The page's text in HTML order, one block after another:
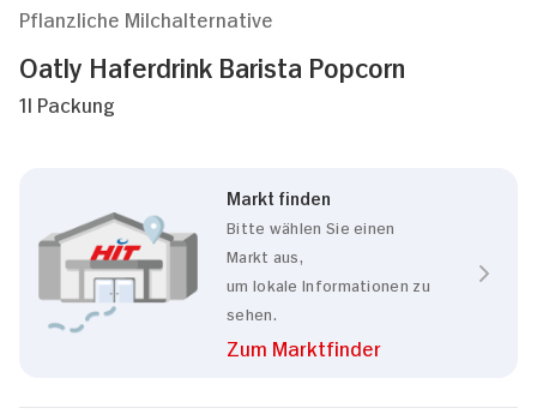
Pflanzliche Milchalternative
Oatly Haferdrink Barista Popcorn
1l Packung
Markt finden
Bitte wählen Sie einen
Markt aus,
um lokale Informationen zu
sehen.
Zum Marktfinder